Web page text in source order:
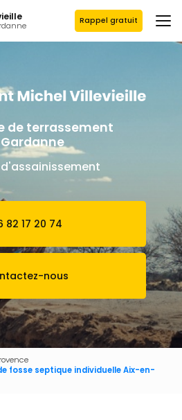
Rappel gratuit
de terrassement
82 17 20 74
nous
fosse septique individuelle Aix-en-